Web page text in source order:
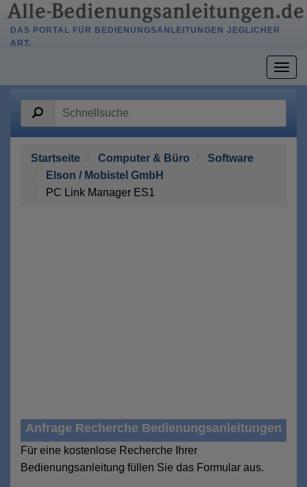
DAS PORTAL FÜR BEDIENUNGSANLEITUNGEN JEGLICHER
ART.
Startseite Computer & Büro
Software
Elson / Mobistel GmbH
PC Link Manager ES1
Anfrage Recherche Bedienungsanleitungen
Für eine kostenlose Recherche Ihrer
Bedienungsanleitung füllen Sie das Formular aus.